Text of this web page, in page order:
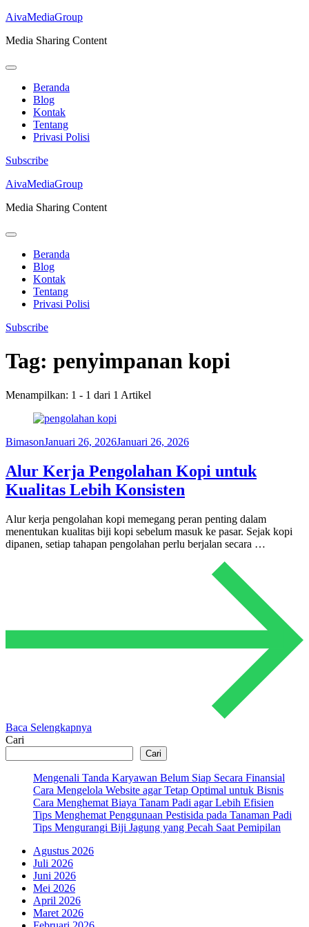
AivaMediaGroup
Media Sharing Content
Beranda
Blog
Kontak
Tentang
Privasi Polisi
Subscribe
Lompat
konten
Enter)
AivaMediaGroup
Media Sharing Content
Beranda
Blog
Kontak
Tentang
Privasi Polisi
Subscribe
Tag: penyimpanan kopi
Menampilkan: 1 - 1 dari 1 Artikel
BimasonJanuari 26, 2026Januari 26, 2026
Alur Kerja Pengolahan Kopi untuk
Kualitas Lebih Konsisten
Alur kerja pengolahan kopi memegang peran penting dalam
menentukan kualitas biji kopi sebelum masuk ke pasar. Sejak kopi
dipanen, setiap tahapan pengolahan perlu berjalan secara …
Baca Selengkapnya
Cari
Cari
Mengenali Tanda Karyawan Belum Siap Secara Finansial
Cara Mengelola Website agar Tetap Optimal untuk Bisnis
Cara Menghemat Biaya Tanam Padi agar Lebih Efisien
Tips Menghemat Penggunaan Pestisida pada Tanaman Padi
Tips Mengurangi Biji Jagung yang Pecah Saat Pemipilan
Agustus 2026
Juli 2026
Juni 2026
Mei 2026
April 2026
Maret 2026